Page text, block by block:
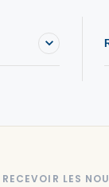
RECEVOIR LES